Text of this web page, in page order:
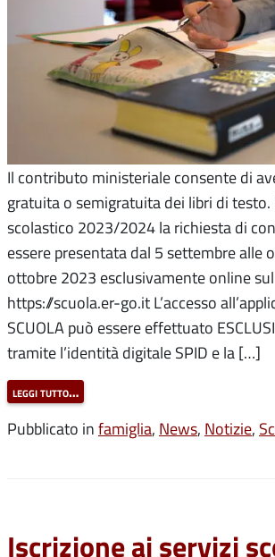
Il contributo ministeriale consente di
gratuita o semigratuita dei libri di testo.
scolastico 2023/2024 la richiesta di
essere presentata dal 5 settembre alle
ottobre 2023 esclusivamente online
https://scuola.er-go.it L’accesso
SCUOLA può essere effettuato
tramite l’identità digitale SPID e la […]
leggi tutto…
Pubblicato in famiglia, News, Notizie,
Iscrizione ai servizi